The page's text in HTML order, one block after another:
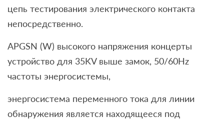
цепь тестирования электрического контакта
непосредственно.
APGSN (W) высокого напряжения концерты
устройство для 35KV выше замок, 50/60Hz
частоты энергосистемы,
энергосистема переменного тока для линии
обнаружения является находящееся под